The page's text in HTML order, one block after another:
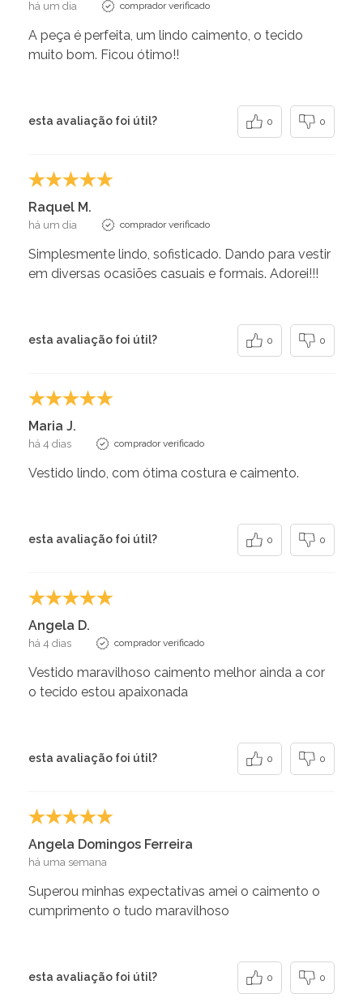
há um dia comprador verificado
A peça é perfeita, um lindo caimento, o tecido
muito bom. Ficou ótimo!!
esta avaliação foi útil? 0 0
Raquel M.
há um dia comprador verificado
Simplesmente lindo, sofisticado. Dando para vestir
em diversas ocasiões casuais e formais. Adorei!!!
esta avaliação foi útil? 0 0
Maria J.
há 4 dias comprador verificado
Vestido lindo, com ótima costura e caimento.
esta avaliação foi útil? 0 0
Angela D.
há 4 dias comprador verificado
Vestido maravilhoso caimento melhor ainda a cor
o tecido estou apaixonada
esta avaliação foi útil? 0 0
Angela Domingos Ferreira
há uma semana
Superou minhas expectativas amei o caimento o
cumprimento o tudo maravilhoso
esta avaliação foi útil? 0 0